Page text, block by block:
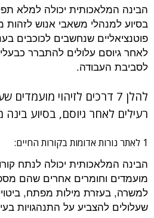
הבינה המלאכותית יכולה למלא
בסיוע למנהלי משאבי אנוש לזהות
פוטנציאליים שנחשבים לכוכבים
לאחר גיוסם עלולים להתברר
לסביבת העבודה.
להלן 7 דרכים לזיהוי
רעילים לאחר גיוסם, בסיוע בינה
1 לאתר נורות אדומות בקורות החיים:
הבינה המלאכותית יכולה לנתח
מועמדים וחומרים אחרים שהם
למשרה, בעזרת מילות מפתח,
שעלולים להצביע על התנהגויות